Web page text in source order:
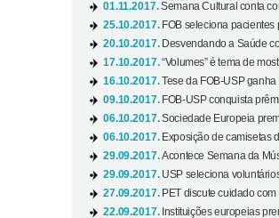
01.11.2017.Semana Cultural conta
25.10.2017. FOB seleciona pacientes
20.10.2017. Desvendando a Saúde
17.10.2017.“Volumes” é tema de
16.10.2017.Tese da FOB-USP
09.10.2017. FOB-USP conquista
06.10.2017.Sociedade Europeia
06.10.2017. Exposição de camisetas
29.09.2017.Acontece Semana da
29.09.2017. USP seleciona
27.09.2017. PET discute cuidado
22.09.2017. Instituições europeias